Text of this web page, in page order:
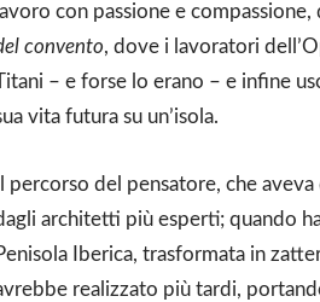
lavoro con passione e
convento, dove i lavoratori
– e forse lo erano – e infine
vita futura su un’isola.
Il percorso del pensatore, che
architetti più esperti; quando
Iberica, trasformata in
realizzato più tardi,